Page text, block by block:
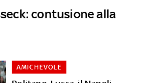
contusione alla
AMICHEVOLE